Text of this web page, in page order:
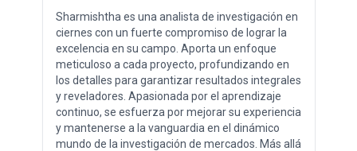
Sharmishtha es una analista de investigación en
ciernes con un fuerte compromiso de lograr la
excelencia en su campo. Aporta un enfoque
meticuloso a cada proyecto, profundizando en
los detalles para garantizar resultados integrales
y reveladores. Apasionada por el aprendizaje
continuo, se esfuerza por mejorar su experiencia
y mantenerse a la vanguardia en el dinámico
mundo de la investigación de mercados. Más allá